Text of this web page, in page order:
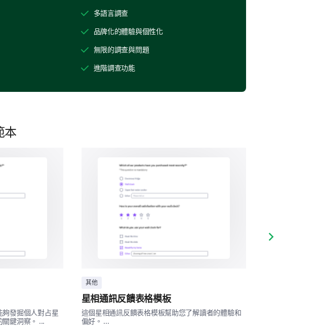
services or treatments during your care,
share your experiences.
of your maternity care experience on quality (scale:
多語言調查
品牌化的體驗與個性化
無限的調查與問題
進階調查功能
本
夠發掘個人對占星
鍵洞察。 ...
其他
星相通訊反饋表格模板
這個星相通訊反饋表格模板幫助您了解讀者的體驗和
偏好。 ...
Next slide